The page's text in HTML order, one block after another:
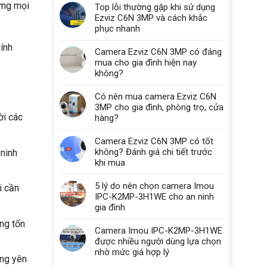
mọi
các
cần
tốn
yên
Top lỗi thường gặp khi sử dụng
Ezviz C6N 3MP và cách khắc
phục nhanh
Camera Ezviz C6N 3MP có đáng
mua cho gia đình hiện nay
không?
Có nên mua camera Ezviz C6N
3MP cho gia đình, phòng trọ, cửa
hàng?
Camera Ezviz C6N 3MP có tốt
không? Đánh giá chi tiết trước
khi mua
5 lý do nên chọn camera Imou
IPC-K2MP-3H1WE cho an ninh
gia đình
Camera Imou IPC-K2MP-3H1WE
được nhiều người dùng lựa chọn
nhờ mức giá hợp lý